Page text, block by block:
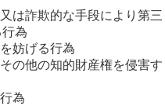
は詐欺的な手段により第三
為
妨げる行為
の他の知的財産権を侵害す
為